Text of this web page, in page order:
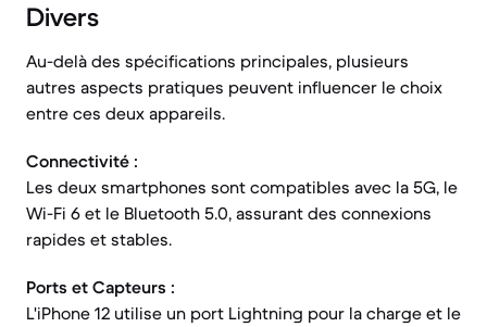
Divers
Au-delà des spécifications principales, plusieurs
autres aspects pratiques peuvent influencer le choix
entre ces deux appareils.
Connectivité :
Les deux smartphones sont compatibles avec la 5G, le
Wi-Fi 6 et le Bluetooth 5.0, assurant des connexions
rapides et stables.
Ports et Capteurs :
L'iPhone 12 utilise un port Lightning pour la charge et le